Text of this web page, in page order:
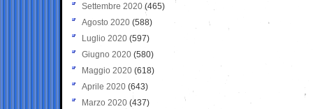
Settembre 2020(465)
Agosto 2020 (588)
Luglio 2020 (597)
Giugno 2020 (580)
Maggio 2020 (618)
Aprile 2020 (643)
Marzo 2020 (437)